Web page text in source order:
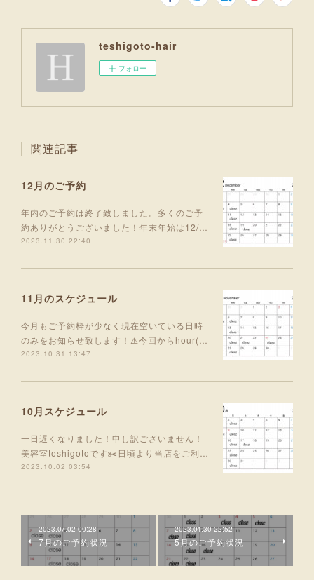
teshigoto-hair
フォロー
関連記事
12月のご予約
年内のご予約は終了致しました。多くのご予
約ありがとうございました！年末年始は12/…
2023.11.30 22:40
11月のスケジュール
今月もご予約枠が少なく現在空いている日時
のみをお知らせ致します！⚠️今回からhour(…
2023.10.31 13:47
10月スケジュール
一日遅くなりました！申し訳ございません！
美容室teshigotoです✂️日頃より当店をご利…
2023.10.02 03:54
2023.07.02 00:28
7月のご予約状況
2023.04.30 22:52
5月のご予約状況